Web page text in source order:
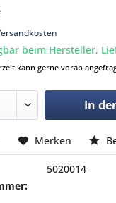
beim Hersteller,
kann gerne vorab
In
Merken
5020014